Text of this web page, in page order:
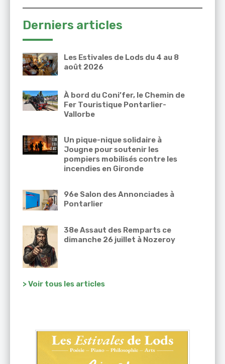
Derniers articles
Les Estivales de Lods du 4 au 8
août 2026
À bord du Coni’fer, le Chemin de
Fer Touristique Pontarlier-
Vallorbe
Un pique-nique solidaire à
Jougne pour soutenir les
pompiers mobilisés contre les
incendies en Gironde
96e Salon des Annonciades à
Pontarlier
38e Assaut des Remparts ce
dimanche 26 juillet à Nozeroy
> Voir tous les articles